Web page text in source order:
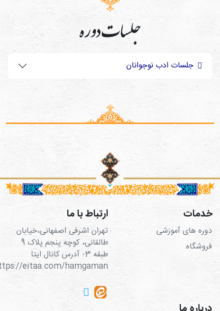
جلسات دوره
جلسات ادب نوجوانان
خدمات
دوره های آموزشی
فروشگاه
ارتباط با ما
تهران اشرفی اصفهانی،خیابان
طالقانی، کوچه پنجم پلاک 9
طبقه 3- آدرس کانال ایتا
https://eitaa.com/hamgaman